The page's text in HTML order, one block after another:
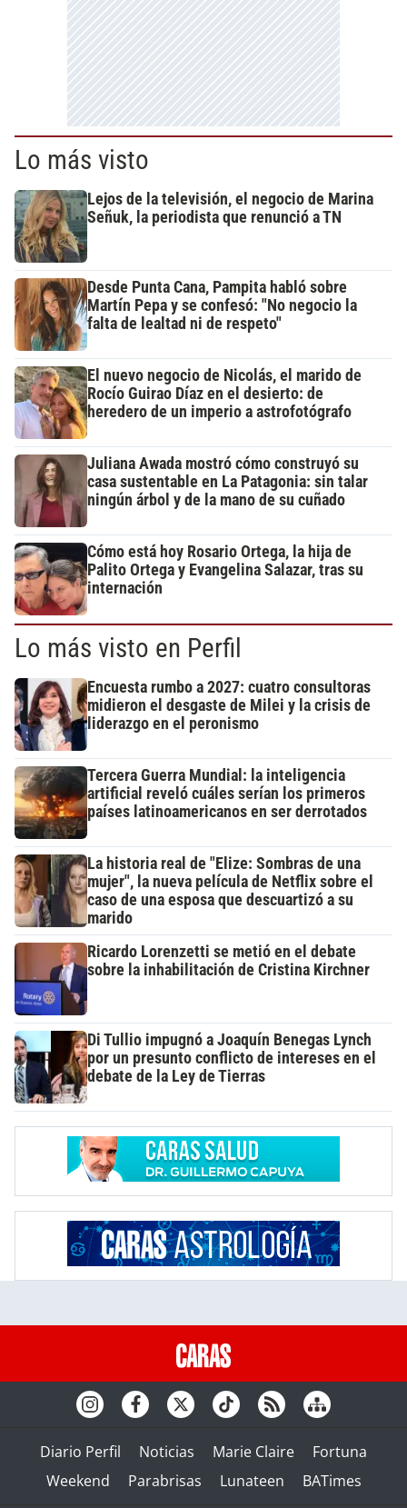
Lo más visto
Lejos de la televisión, el negocio de Marina
Señuk, la periodista que renunció a TN
Desde Punta Cana, Pampita habló sobre
Martín Pepa y se confesó: "No negocio la
falta de lealtad ni de respeto"
El nuevo negocio de Nicolás, el marido de
Rocío Guirao Díaz en el desierto: de
heredero de un imperio a astrofotógrafo
Juliana Awada mostró cómo construyó su
casa sustentable en La Patagonia: sin talar
ningún árbol y de la mano de su cuñado
Cómo está hoy Rosario Ortega, la hija de
Palito Ortega y Evangelina Salazar, tras su
internación
Lo más visto en Perfil
Encuesta rumbo a 2027: cuatro consultoras
midieron el desgaste de Milei y la crisis de
liderazgo en el peronismo
Tercera Guerra Mundial: la inteligencia
artificial reveló cuáles serían los primeros
países latinoamericanos en ser derrotados
La historia real de "Elize: Sombras de una
mujer", la nueva película de Netflix sobre el
caso de una esposa que descuartizó a su
marido
Ricardo Lorenzetti se metió en el debate
sobre la inhabilitación de Cristina Kirchner
Di Tullio impugnó a Joaquín Benegas Lynch
por un presunto conflicto de intereses en el
debate de la Ley de Tierras
Diario Perfil Noticias Marie Claire
Fortuna
Weekend
Parabrisas Lunateen BATimes